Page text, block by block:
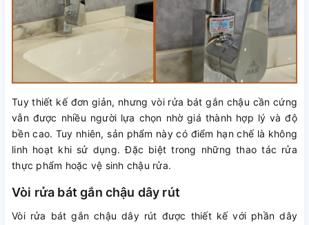
Tuy thiết kế đơn giản, nhưng vòi rửa bát gắn chậu cần cứng
vẫn được nhiều người lựa chọn nhờ giá thành hợp lý và độ
bền cao. Tuy nhiên, sản phẩm này có điểm hạn chế là không
linh hoạt khi sử dụng. Đặc biệt trong những thao tác rửa
thực phẩm hoặc vệ sinh chậu rửa.
Vòi rửa bát gắn chậu dây rút
Vòi rửa bát gắn chậu dây rút được thiết kế với phần dây